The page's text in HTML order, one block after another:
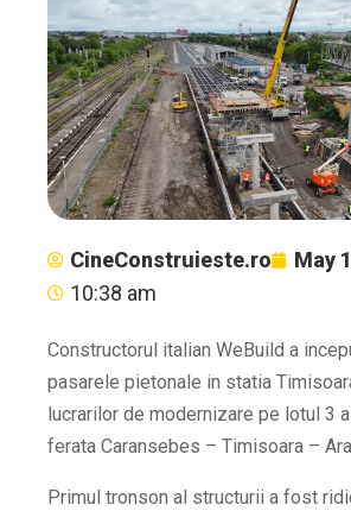
CineConstruieste.ro
May
10:38 am
Constructorul italian WeBuild a
pasarele pietonale in statia
lucrarilor de modernizare pe lotul 3
ferata Caransebes – Timisoara –
Primul tronson al structurii a fost